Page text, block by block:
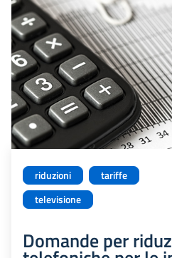
riduzioni
tariffe
televisione
Domande per